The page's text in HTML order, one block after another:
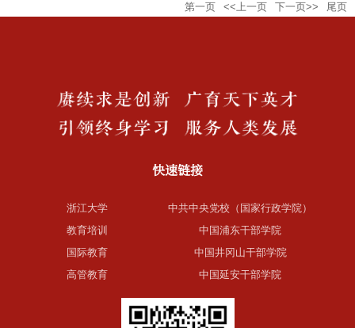
第一页 <<上一页 下一页>> 尾页
快速链接
浙江大学
中共中央党校（国家行政学院）
教育培训
中国浦东干部学院
国际教育
中国井冈山干部学院
高管教育
中国延安干部学院